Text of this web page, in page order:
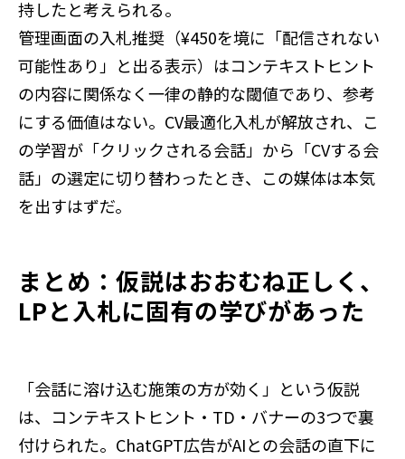
持したと考えられる。
管理画面の入札推奨（¥450を境に「配信されない
可能性あり」と出る表示）はコンテキストヒント
の内容に関係なく一律の静的な閾値であり、参考
にする価値はない。CV最適化入札が解放され、こ
の学習が「クリックされる会話」から「CVする会
話」の選定に切り替わったとき、この媒体は本気
を出すはずだ。
まとめ：仮説はおおむね正しく、
LPと入札に固有の学びがあった
「会話に溶け込む施策の方が効く」という仮説
は、コンテキストヒント・TD・バナーの3つで裏
付けられた。ChatGPT広告がAIとの会話の直下に